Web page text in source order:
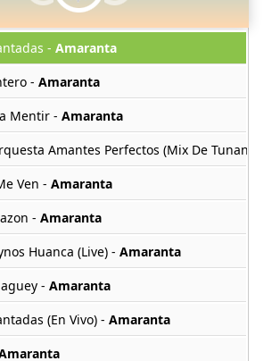
- Amaranta
- Amaranta
Mentir - Amaranta
Amantes Perfectos (Mix De
Ven - Amaranta
- Amaranta
Huanca (Live) - Amaranta
- Amaranta
(En Vivo) - Amaranta